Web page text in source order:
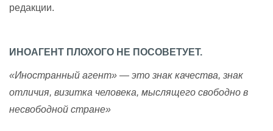
редакции.
ИНОАГЕНТ ПЛОХОГО НЕ ПОСОВЕТУЕТ.
«Иностранный агент» — это знак качества, знак
отличия, визитка человека, мыслящего свободно в
несвободной стране»